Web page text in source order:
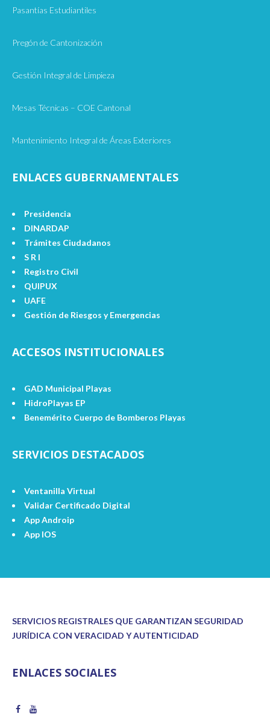
Pasantías Estudiantiles
Pregón de Cantonización
Gestión Integral de Limpieza
Mesas Técnicas – COE Cantonal
Mantenimiento Integral de Áreas Exteriores
ENLACES GUBERNAMENTALES
Presidencia
DINARDAP
Trámites Ciudadanos
S R I
Registro Civil
QUIPUX
UAFE
Gestión de Riesgos y Emergencias
ACCESOS INSTITUCIONALES
GAD Municipal Playas
HidroPlayas EP
Benemérito Cuerpo de Bomberos Playas
SERVICIOS DESTACADOS
Ventanilla Virtual
Validar Certificado Digital
App Androip
App IOS
SERVICIOS REGISTRALES QUE GARANTIZAN SEGURIDAD
JURÍDICA CON VERACIDAD Y AUTENTICIDAD
ENLACES SOCIALES